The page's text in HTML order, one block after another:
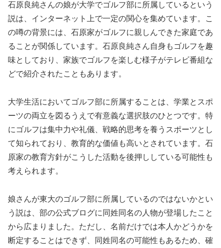
石原良純さんの娘が大学でゴルフ部に所属しているという
説は、インターネット上で一定の関心を集めています。こ
の噂の背景には、石原家がゴルフに親しんできた家庭であ
ることが関係しています。石原良純さん自身もゴルフを趣
味としており、家族でゴルフを楽しむ様子がテレビ番組な
どで紹介されたこともあります。
大学生活においてゴルフ部に所属することは、学業とスポ
ーツの両立を図るうえで有意義な選択肢のひとつです。特
にゴルフは集中力や礼儀、戦略的思考を養うスポーツとし
て知られており、教育的な価値も高いとされています。石
原家の教育方針がこうした活動を後押ししている可能性も
考えられます。
娘さんが東大のゴルフ部に所属しているのではないかとい
う説は、部の公式ブログに同姓同名の人物が登場したこと
から広まりました。ただし、名前だけでは本人かどうかを
断定することはできず、同姓同名の可能性もあるため、確